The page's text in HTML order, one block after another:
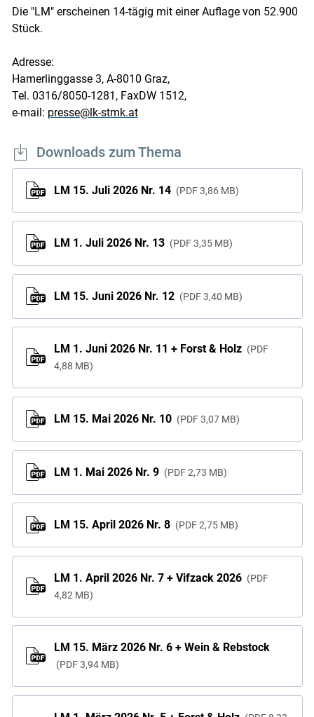
Die "LM" erscheinen 14-tägig mit einer Auflage von 52.900
Stück.
Adresse:
Hamerlinggasse 3, A-8010 Graz,
Tel. 0316/8050-1281, FaxDW 1512,
e-mail: presse@lk-stmk.at
Downloads zum Thema
LM 15. Juli 2026 Nr. 14 PDF 3,86 MB
LM 1. Juli 2026 Nr. 13 PDF 3,35 MB
LM 15. Juni 2026 Nr. 12 PDF 3,40 MB
LM 1. Juni 2026 Nr. 11 + Forst & Holz
PDF
4,88 MB
LM 15. Mai 2026 Nr. 10 PDF 3,07 MB
LM 1. Mai 2026 Nr. 9 PDF 2,73 MB
LM 15. April 2026 Nr. 8 PDF 2,75 MB
LM 1. April 2026 Nr. 7 + Vifzack 2026
PDF
4,82 MB
LM 15. März 2026 Nr. 6 + Wein & Rebstock
PDF 3,94 MB